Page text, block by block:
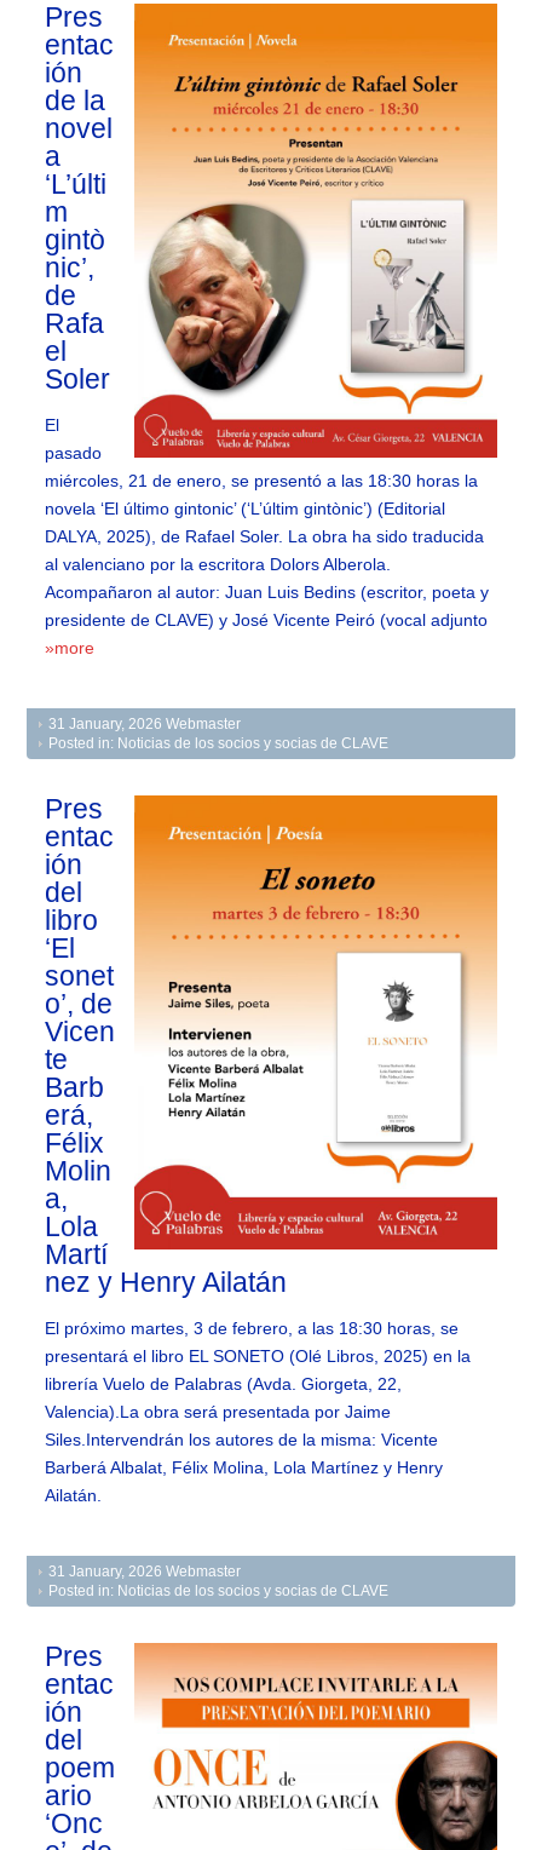
Pres
entac
ión
de la
novel
a
‘L’últi
m
gintò
nic’,
de
Rafa
el
Soler
El
pasado
miércoles, 21 de enero, se presentó a las 18:30 horas la
novela ‘El último gintonic’ (‘L’últim gintònic’) (Editorial
DALYA, 2025), de Rafael Soler. La obra ha sido traducida
al valenciano por la escritora Dolors Alberola.
Acompañaron al autor: Juan Luis Bedins (escritor, poeta y
presidente de CLAVE) y José Vicente Peiró (vocal adjunto
»more
31 January, 2026 Webmaster
Posted in: Noticias de los socios y socias de CLAVE
Pres
entac
ión
del
libro
‘El
sonet
o’, de
Vicen
te
Barb
erá,
Félix
Molin
a,
Lola
Martí
nez y Henry Ailatán
El próximo martes, 3 de febrero, a las 18:30 horas, se
presentará el libro EL SONETO (Olé Libros, 2025) en la
librería Vuelo de Palabras (Avda. Giorgeta, 22,
Valencia).La obra será presentada por Jaime
Siles.Intervendrán los autores de la misma: Vicente
Barberá Albalat, Félix Molina, Lola Martínez y Henry
Ailatán.
31 January, 2026 Webmaster
Posted in: Noticias de los socios y socias de CLAVE
Pres
entac
ión
del
poem
ario
‘Onc